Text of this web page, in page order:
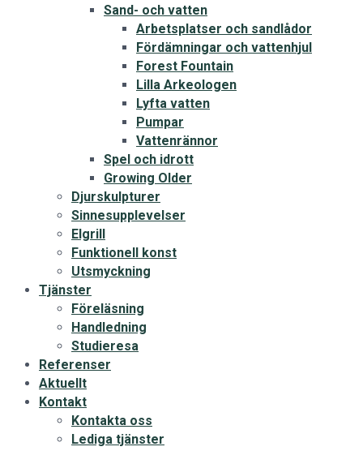
Sand- och vatten
Arbetsplatser och sandlådor
Fördämningar och vattenhjul
Forest Fountain
Lilla Arkeologen
Lyfta vatten
Pumpar
Vattenrännor
Spel och idrott
Growing Older
Djurskulpturer
Sinnesupplevelser
Elgrill
Funktionell konst
Utsmyckning
Tjänster
Föreläsning
Handledning
Studieresa
Referenser
Aktuellt
Kontakt
Kontakta oss
Lediga tjänster